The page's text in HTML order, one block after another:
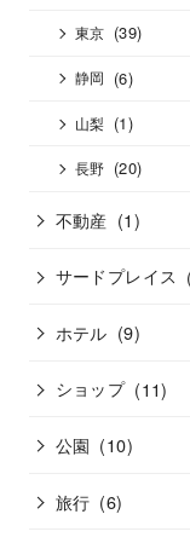
東京 (39)
静岡 (6)
山梨 (1)
長野 (20)
不動産 (1)
サードプレイス
ホテル (9)
ショップ (11)
公園 (10)
旅行 (6)